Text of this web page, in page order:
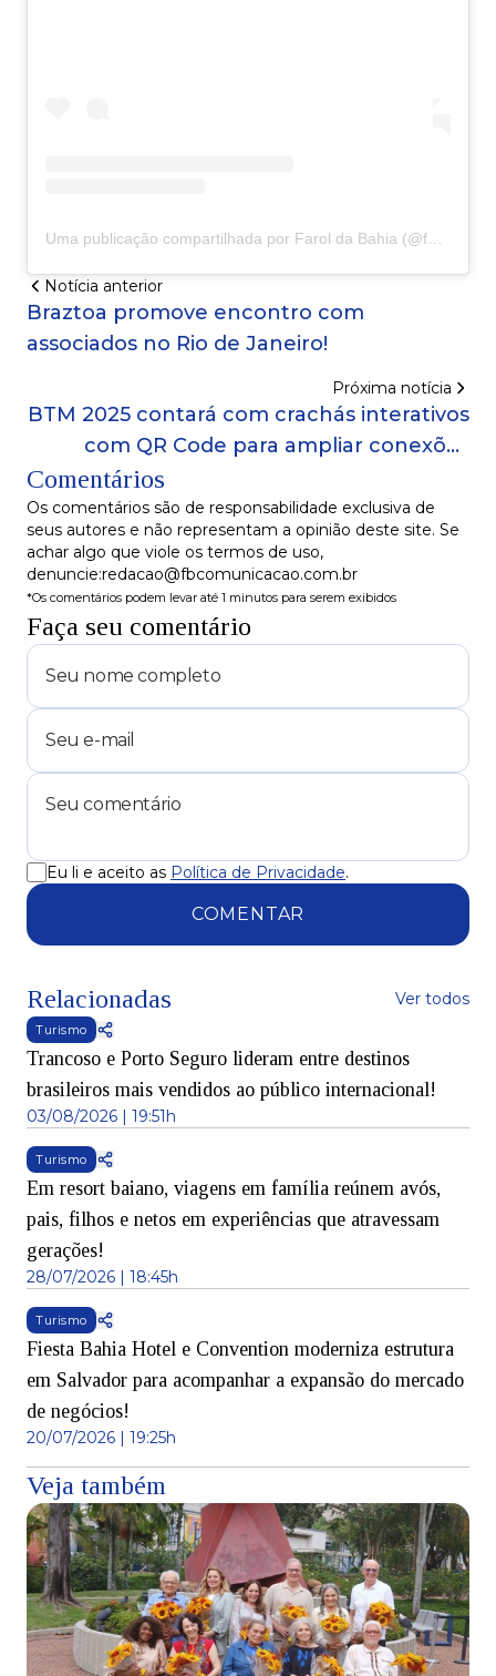
Notícia anterior
Braztoa promove encontro com
associados no Rio de Janeiro!
Próxima notícia
BTM 2025 contará com crachás interativos
com QR Code para ampliar conexões
Comentários
Os comentários são de responsabilidade exclusiva de
seus autores e não representam a opinião deste site. Se
achar algo que viole os termos de uso,
denuncie:redacao@fbcomunicacao.com.br
*Os comentários podem levar até 1 minutos para serem exibidos
Faça seu comentário
Eu li e aceito as Política de Privacidade.
COMENTAR
Relacionadas Ver todos
Turismo
Trancoso e Porto Seguro lideram entre destinos
brasileiros mais vendidos ao público internacional!
03/08/2026 | 19:51h
Turismo
Em resort baiano, viagens em família reúnem avós,
pais, filhos e netos em experiências que atravessam
gerações!
28/07/2026 | 18:45h
Turismo
Fiesta Bahia Hotel e Convention moderniza estrutura
em Salvador para acompanhar a expansão do mercado
de negócios!
20/07/2026 | 19:25h
Veja também